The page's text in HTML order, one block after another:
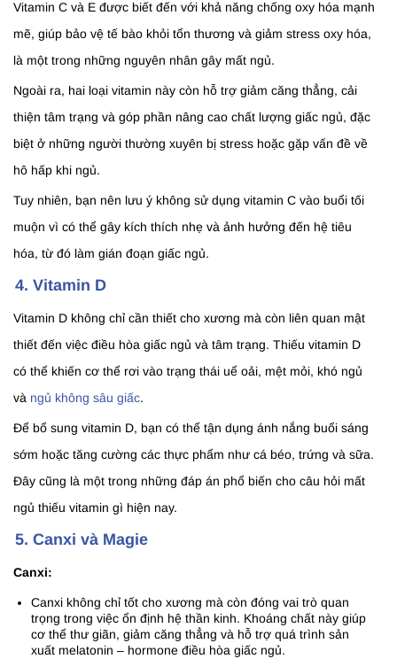
Vitamin C và E được biết đến với khả năng chống oxy hóa mạnh
mẽ, giúp bảo vệ tế bào khỏi tổn thương và giảm stress oxy hóa,
là một trong những nguyên nhân gây mất ngủ.
Ngoài ra, hai loại vitamin này còn hỗ trợ giảm căng thẳng, cải
thiện tâm trạng và góp phần nâng cao chất lượng giấc ngủ, đặc
biệt ở những người thường xuyên bị stress hoặc gặp vấn đề về
hô hấp khi ngủ.
Tuy nhiên, bạn nên lưu ý không sử dụng vitamin C vào buổi tối
muộn vì có thể gây kích thích nhẹ và ảnh hưởng đến hệ tiêu
hóa, từ đó làm gián đoạn giấc ngủ.
4. Vitamin D
Vitamin D không chỉ cần thiết cho xương mà còn liên quan mật
thiết đến việc điều hòa giấc ngủ và tâm trạng. Thiếu vitamin D
có thể khiến cơ thể rơi vào trạng thái uể oải, mệt mỏi, khó ngủ
và ngủ không sâu giấc.
Để bổ sung vitamin D, bạn có thể tận dụng ánh nắng buổi sáng
sớm hoặc tăng cường các thực phẩm như cá béo, trứng và sữa.
Đây cũng là một trong những đáp án phổ biến cho câu hỏi mất
ngủ thiếu vitamin gì hiện nay.
5. Canxi và Magie
Canxi:
Canxi không chỉ tốt cho xương mà còn đóng vai trò quan
trọng trong việc ổn định hệ thần kinh. Khoáng chất này giúp
cơ thể thư giãn, giảm căng thẳng và hỗ trợ quá trình sản
xuất melatonin – hormone điều hòa giấc ngủ.